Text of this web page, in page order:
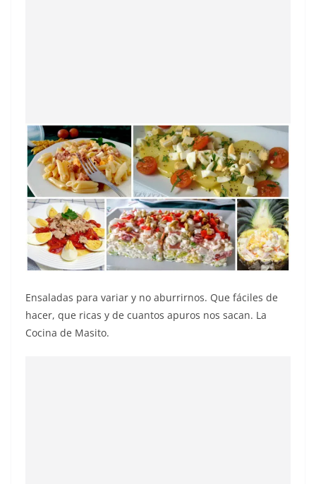
Ensaladas para variar y no aburrirnos. Que fáciles de
hacer, que ricas y de cuantos apuros nos sacan. La
Cocina de Masito.